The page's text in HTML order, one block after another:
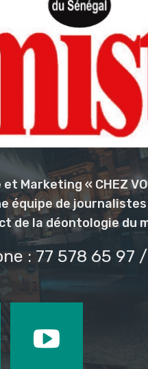
Marketing « CHEZ
équipe de
de la déontologie du
: 77 578 65 97